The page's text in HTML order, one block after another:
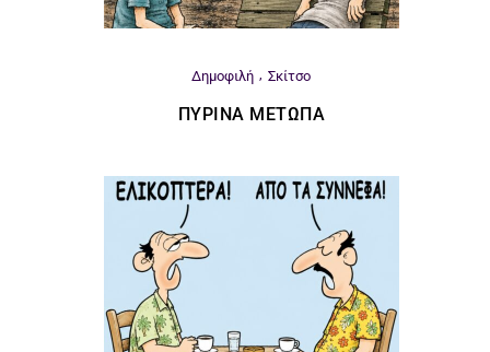
Δημοφιλή Σκίτσο
ΠΎΡΙΝΑ ΜΈΤΩΠΑ